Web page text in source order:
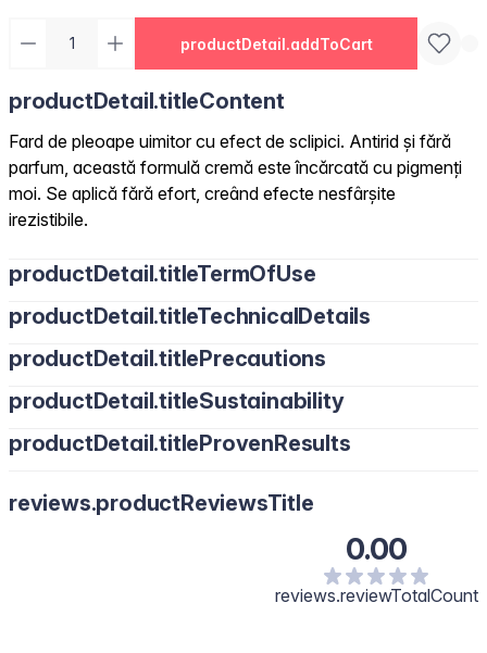
productDetail.addToCart
productDetail.titleContent
Fard de pleoape uimitor cu efect de sclipici. Antirid și fără
parfum, această formulă cremă este încărcată cu pigmenți
moi. Se aplică fără efort, creând efecte nesfârșite
irezistibile.
productDetail.titleTermOfUse
productDetail.titleTechnicalDetails
productDetail.titlePrecautions
productDetail.titleSustainability
productDetail.titleProvenResults
reviews.productReviewsTitle
0.00
reviews.reviewTotalCount